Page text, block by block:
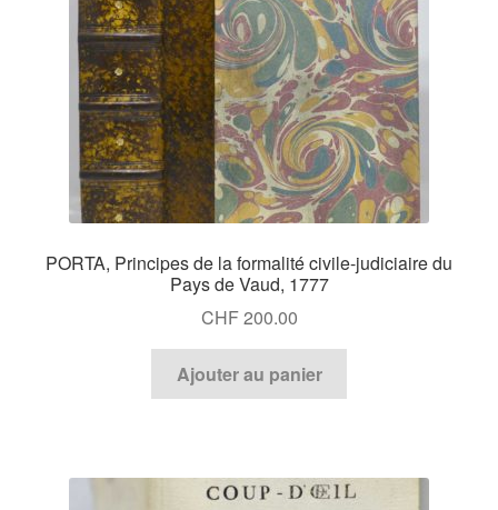
PORTA, Principes de la formalité civile-judiciaire du
Pays de Vaud, 1777
CHF200.00
Ajouter au panier